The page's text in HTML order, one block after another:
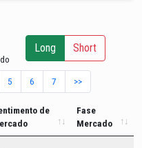
Long Short
5 6 7 >>
de
Fase
Mercado